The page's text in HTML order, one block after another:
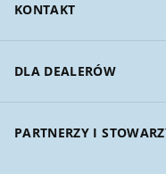
KONTAKT
DLA DEALERÓW
PARTNERZY I